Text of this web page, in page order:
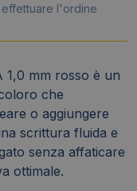
l'ordine
1,0 mm rosso è un
che
o aggiungere
scrittura fluida e
senza affaticare
ottimale.